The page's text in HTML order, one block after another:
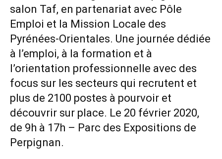
salon Taf, en partenariat avec Pôle
Emploi et la Mission Locale des
Pyrénées-Orientales. Une journée dédiée
à l’emploi, à la formation et à
l’orientation professionnelle avec des
focus sur les secteurs qui recrutent et
plus de 2100 postes à pourvoir et
découvrir sur place. Le 20 février 2020,
de 9h à 17h – Parc des Expositions de
Perpignan.